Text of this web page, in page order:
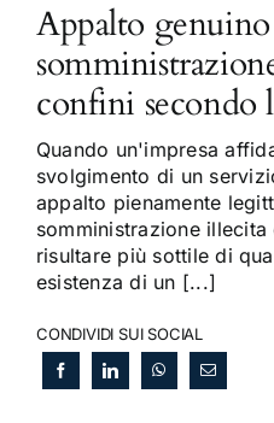
Appalto
confini secondo
Quando un'impresa
svolgimento di un
appalto pienamente
somministrazione
risultare più sottile di
esistenza di un [...]
CONDIVIDI SUI SOCIAL